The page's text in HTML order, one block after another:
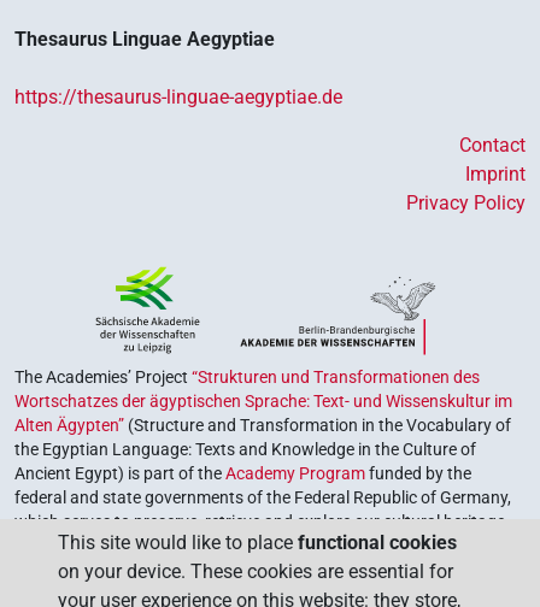
Thesaurus Linguae Aegyptiae
https://thesaurus-linguae-aegyptiae.de
Contact
Imprint
Privacy Policy
The Academies’ Project “Strukturen und Transformationen des
Wortschatzes der ägyptischen Sprache: Text- und Wissenskultur im
Alten Ägypten” (Structure and Transformation in the Vocabulary of
the Egyptian Language: Texts and Knowledge in the Culture of
Ancient Egypt) is part of theAcademy Programfunded by the
federal and state governments of the Federal Republic of Germany,
which serves to preserve, retrieve and explore our cultural heritage.
The program is coordinated by theUnion of the German Academies
of Sciences and Humanities.
This site would like to place functional cookies
on your device. These cookies are essential for
your user experience on this website: they store,